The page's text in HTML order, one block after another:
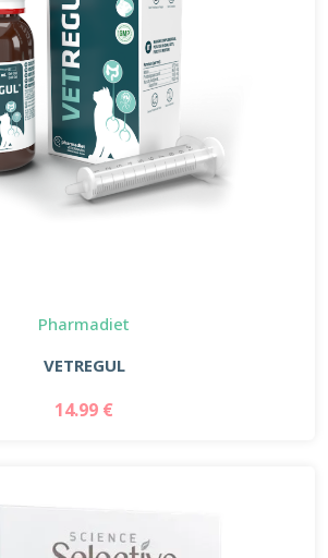
Pharmadiet
VETREGUL
14.99 €